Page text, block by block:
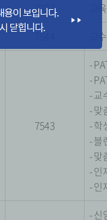
7227
7544
7543
-
-
- 교
- 맞
- 학
- 블
- 맞
- 인
- 인
- 신